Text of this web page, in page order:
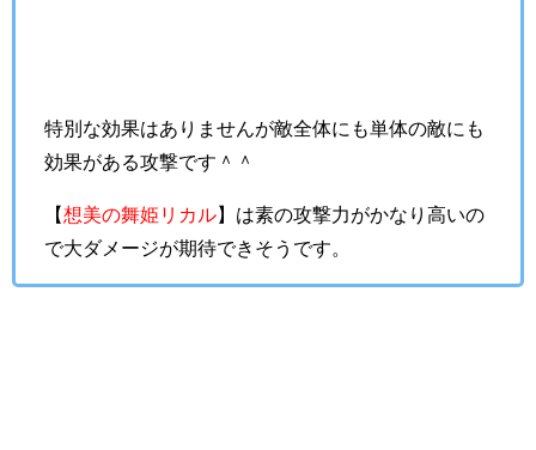
特別な効果はありませんが敵全体にも単体の敵にも
効果がある攻撃です＾＾
【想美の舞姫リカル】は素の攻撃力がかなり高いの
で大ダメージが期待できそうです。